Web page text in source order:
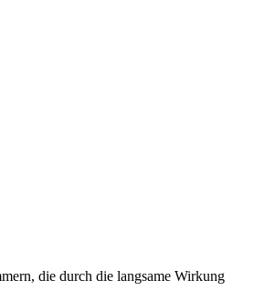
die durch die langsame Wirkung